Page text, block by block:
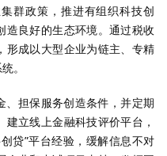
群政策，推进有组织科技创
造良好的生态环境。通过税收
形成以大型企业为链主、专精
。
、担保服务创造条件，并定期
立线上金融科技评价平台，
贷”平台经验，缓解信息不对